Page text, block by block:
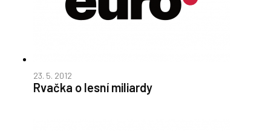
23. 5. 2012
Rvačka o lesní miliardy